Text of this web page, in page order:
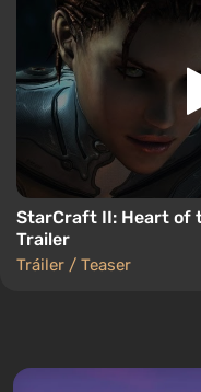
StarCraft II: Heart of
Trailer
Tráiler / Teaser